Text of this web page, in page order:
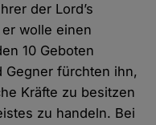
der Lord’s
wolle einen
10 Geboten
Gegner fürchten ihn,
Kräfte zu besitzen
zu handeln. Bei